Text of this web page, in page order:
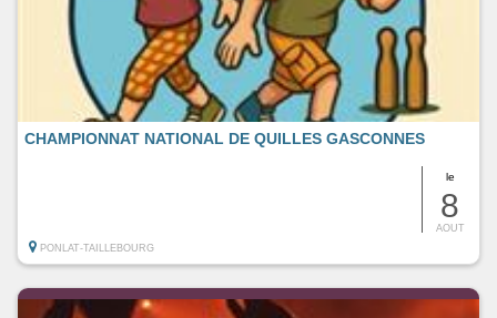
le
8
AOUT
CHAMPIONNAT NATIONAL DE QUILLES GASCONNES
PONLAT-TAILLEBOURG